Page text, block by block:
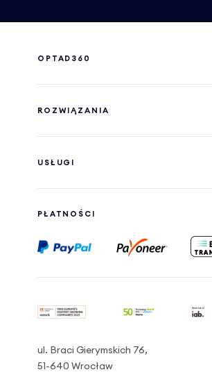
OPTAD360
ROZWIĄZANIA
USŁUGI
PŁATNOŚCI
ul. Braci Gierymskich 76,
51-640 Wrocław